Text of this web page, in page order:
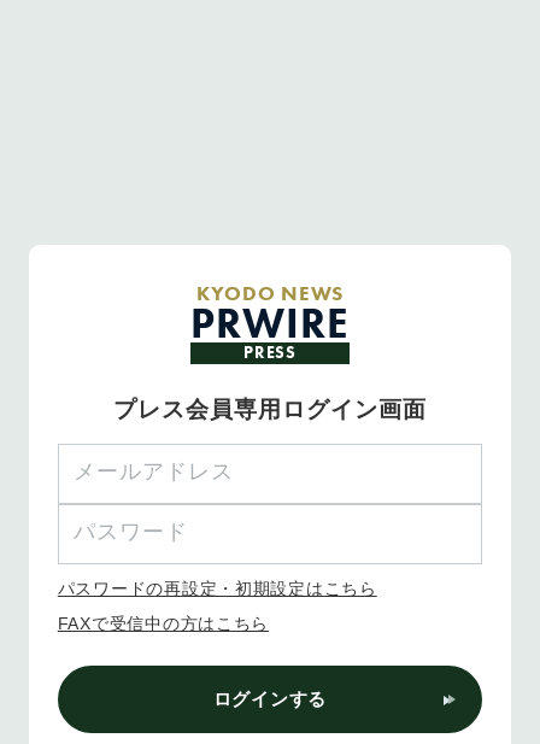
KYODO NEWS
PRWIRE
PRESS
プレス会員専用ログイン画面
パスワードの再設定・初期設定はこちら
FAXで受信中の方はこちら
ログインする